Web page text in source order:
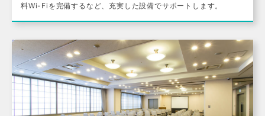
料Wi-Fiを完備するなど、充実した設備でサポートします。